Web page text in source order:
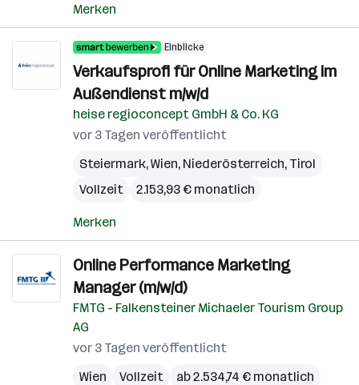
Merken
Einblicke
Verkaufsprofi für Online Marketing im
Außendienst m/w/d
heise regioconcept GmbH & Co. KG
vor 3 Tagen veröffentlicht
Steiermark,Wien, Niederösterreich, Tirol
Vollzeit
2.153,93 € monatlich
Merken
Online Performance Marketing
Manager (m/w/d)
FMTG - Falkensteiner Michaeler Tourism Group
AG
vor 3 Tagen veröffentlicht
Wien
Vollzeit ab 2.534,74 € monatlich